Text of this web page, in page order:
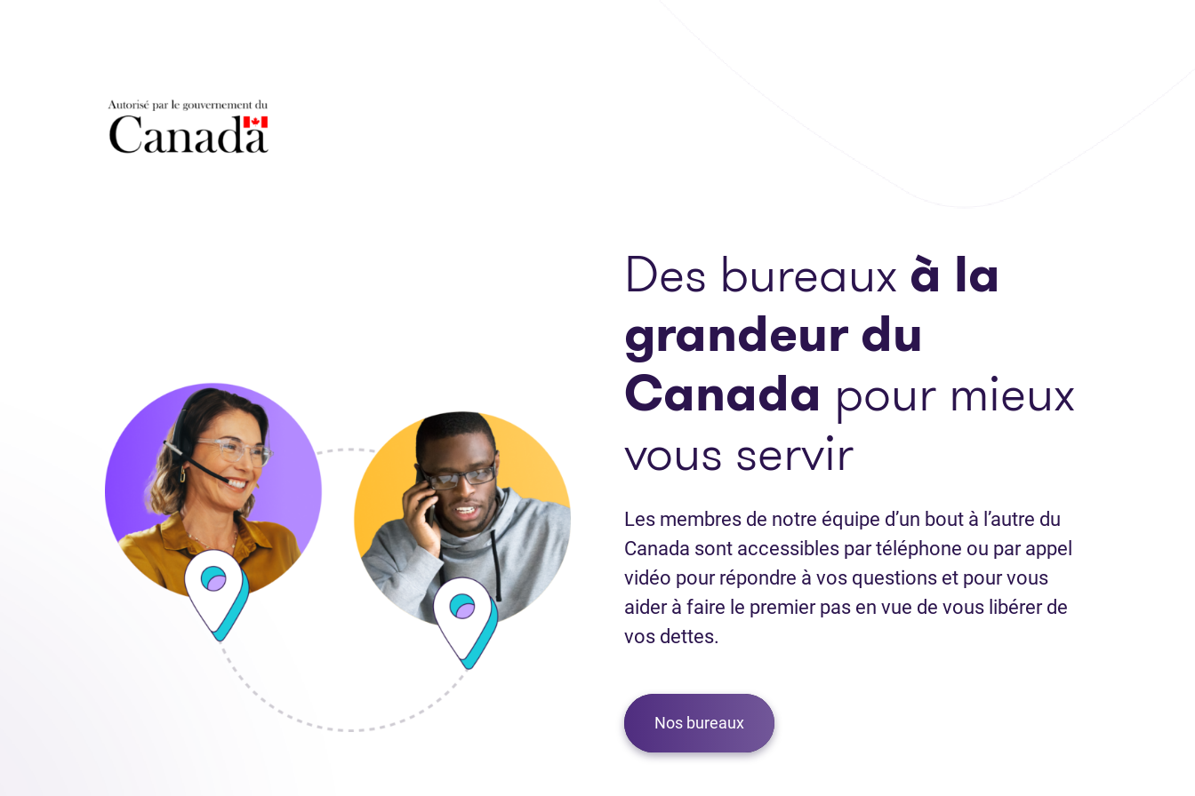
Des bureaux à la
grandeur du
Canada pour mieux
vous servir
Les membres de notre équipe d’un bout à l’autre du
Canada sont accessibles par téléphone ou par appel
vidéo pour répondre à vos questions et pour vous
aider à faire le premier pas en vue de vous libérer de
vos dettes.
Nos bureaux